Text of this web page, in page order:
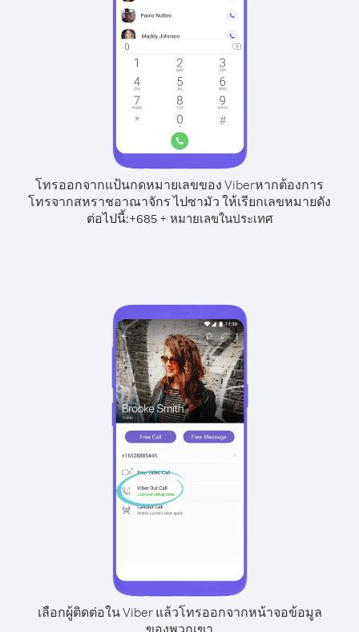
โทรออกจากแป้นกดหมายเลขของ Viberหากต้องการ
โทรจากสหราชอาณาจักร ไปซามัว ให้เรียกเลขหมายดัง
ต่อไปนี้:+685+ หมายเลขในประเทศ
เลือกผู้ติดต่อใน Viber แล้วโทรออกจากหน้าจอข้อมูล
ของพวกเขา